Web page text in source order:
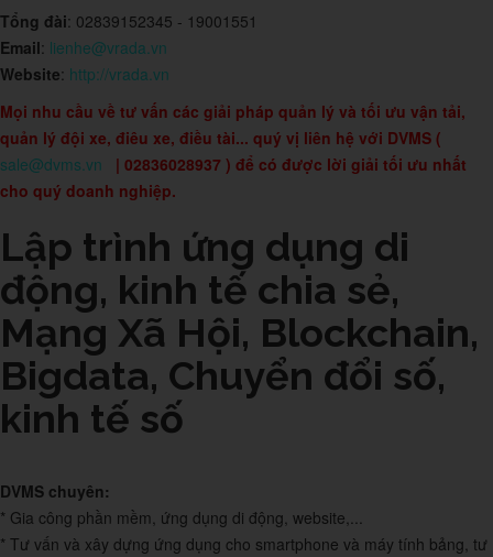
Tổng đài: 02839152345 - 19001551
Email: lienhe@vrada.vn
Website: http://vrada.vn
Mọi nhu cầu về tư vấn các giải pháp quản lý và tối ưu vận tải,
quản lý đội xe, điêu xe, điều tài... quý vị liên hệ với DVMS (
sale@dvms.vn
| 02836028937 ) để có được lời giải tối ưu nhất
cho quý doanh nghiệp.
Lập trình ứng dụng di
động, kinh tế chia sẻ,
Mạng Xã Hội, Blockchain,
Bigdata, Chuyển đổi số,
kinh tế số
DVMS chuyên:
* Gia công phần mềm, ứng dụng di động, website,...
* Tư vấn và xây dựng ứng dụng cho smartphone và máy tính bảng, tư